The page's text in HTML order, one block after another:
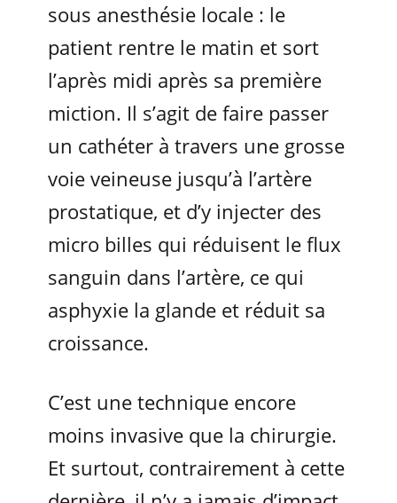
sous anesthésie locale : le
patient rentre le matin et sort
l’après midi après sa première
miction. Il s’agit de faire passer
un cathéter à travers une grosse
voie veineuse jusqu’à l’artère
prostatique, et d’y injecter des
micro billes qui réduisent le flux
sanguin dans l’artère, ce qui
asphyxie la glande et réduit sa
croissance.
C’est une technique encore
moins invasive que la chirurgie.
Et surtout, contrairement à cette